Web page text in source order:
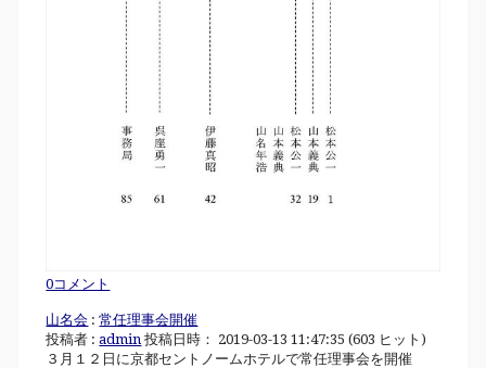
0コメント
山名会 :常任理事会開催
投稿者 :admin 投稿日時： 2019-03-13 11:47:35 (603 ヒット)
３月１２日に京都セントノームホテルで常任理事会を開催